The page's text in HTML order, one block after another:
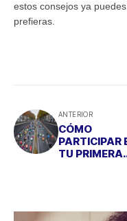
estos consejos ya
prefieras.
ANTERIOR
CÓMO
PARTICIPAR
TU PRIMERA